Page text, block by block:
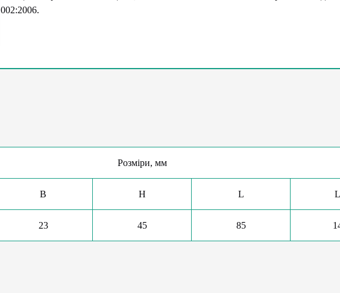
002:2006.
Розміри, мм
B H L
23 45 85